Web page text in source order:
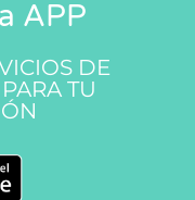
APP
DE
TU